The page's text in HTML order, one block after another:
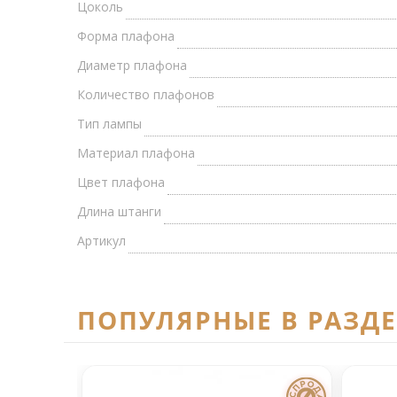
Цоколь
Форма плафона
Диаметр плафона
Количество плафонов
Тип лампы
Материал плафона
Цвет плафона
Длина штанги
Артикул
ПОПУЛЯРНЫЕ В